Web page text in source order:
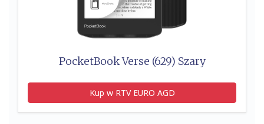
PocketBook Verse (629) Szary
Kup w RTV EURO AGD